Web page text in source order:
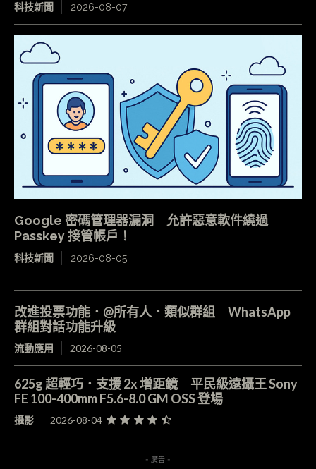
科技新聞 2026-08-07
Google 密碼管理器漏洞 允許惡意軟件繞過
Passkey 接管帳戶！
科技新聞 2026-08-05
改進投票功能．@所有人．類似群組 WhatsApp
群組對話功能升級
流動應用 2026-08-05
625g 超輕巧．支援 2x 增距鏡 平民級遠攝王 Sony
FE 100-400mm F5.6-8.0 GM OSS 登場
攝影 2026-08-04
- 廣告 -